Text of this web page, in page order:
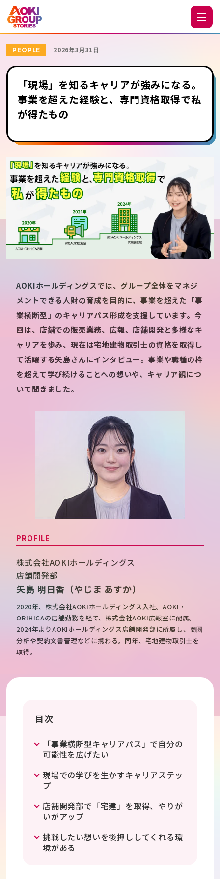
PEOPLE 2026年3月31日
「現場」を知るキャリアが強みになる。
事業を超えた経験と、専門資格取得で私
が得たもの
AOKIホールディングスでは、グループ全体をマネジ
メントできる人財の育成を目的に、事業を超えた「事
業横断型」のキャリアパス形成を支援しています。今
回は、店舗での販売業務、広報、店舗開発と多様なキ
ャリアを歩み、現在は宅地建物取引士の資格を取得し
て活躍する矢島さんにインタビュー。事業や職種の枠
を超えて学び続けることへの想いや、キャリア観につ
いて聞きました。
PROFILE
株式会社AOKIホールディングス
店舗開発部
矢島 明日香 （やじま あすか）
2020年、株式会社AOKIホールディングス入社。AOKI・
ORIHICAの店舗勤務を経て、株式会社AOKI広報室に配属。
2024年よりAOKIホールディングス店舗開発部に所属し、商圏
分析や契約文書管理などに携わる。同年、宅地建物取引士を
取得。
目次
「事業横断型キャリアパス」で自分の
可能性を広げたい
現場での学びを生かすキャリアステッ
プ
店舗開発部で「宅建」を取得、やりが
いがアップ
挑戦したい想いを後押ししてくれる環
境がある